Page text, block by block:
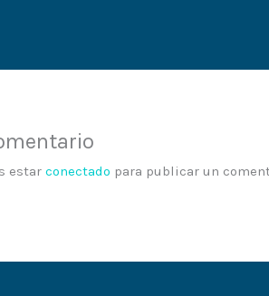
estarconectado para publicar un